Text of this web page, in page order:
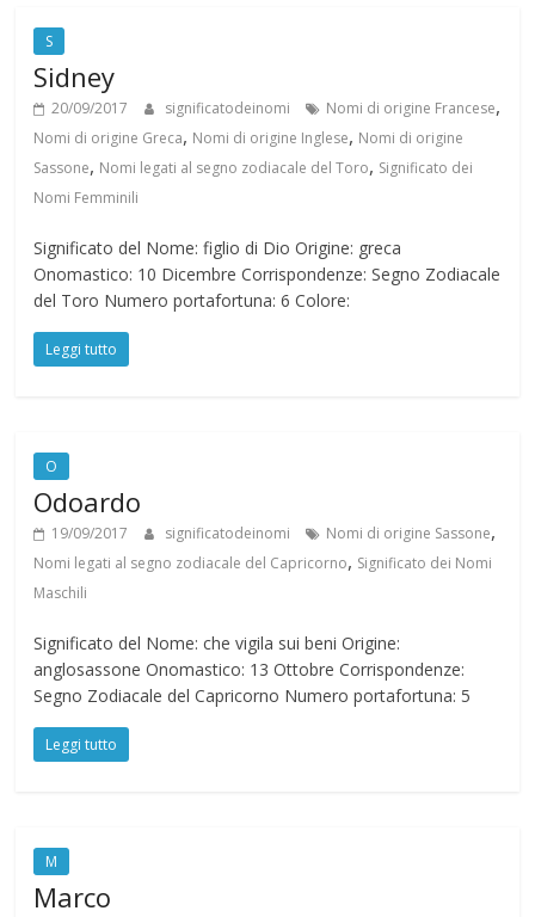
S
Sidney
20/09/2017 significatodeinomi Nomi di origine Francese,
Nomi di origine Greca, Nomi di origine Inglese, Nomi di origine
Sassone, Nomi legati al segno zodiacale del Toro, Significato dei
Nomi Femminili
Significato del Nome: figlio di Dio Origine: greca
Onomastico: 10 Dicembre Corrispondenze: Segno Zodiacale
del Toro Numero portafortuna: 6 Colore:
Leggi tutto
O
Odoardo
19/09/2017 significatodeinomi Nomi di origine Sassone,
Nomi legati al segno zodiacale del Capricorno, Significato dei Nomi
Maschili
Significato del Nome: che vigila sui beni Origine:
anglosassone Onomastico: 13 Ottobre Corrispondenze:
Segno Zodiacale del Capricorno Numero portafortuna: 5
Leggi tutto
M
Marco